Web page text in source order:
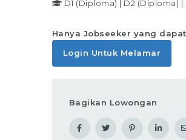
D1 (Diploma) | D2 (Diploma) |
Hanya Jobseeker yang
Login Untuk Melamar
Bagikan Lowongan